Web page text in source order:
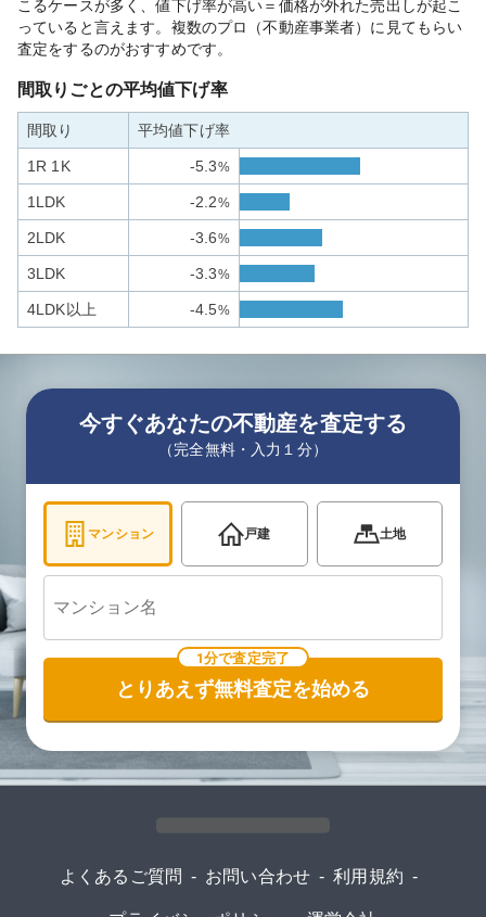
こるケースが多く、値下げ率が高い＝価格が外れた売出しが起こ
っていると言えます。複数のプロ（不動産事業者）に見てもらい
査定をするのがおすすめです。
間取りごとの平均値下げ率
間取り 平均値下げ率
1R 1K -5.3%
1LDK -2.2%
2LDK -3.6%
3LDK -3.3%
4LDK以上 -4.5%
今すぐあなたの不動産を査定する
（完全無料・入力１分）
マンション 戸建 土地
1分で査定完了
とりあえず無料査定を始める
よくあるご質問 - お問い合わせ - 利用規約 -